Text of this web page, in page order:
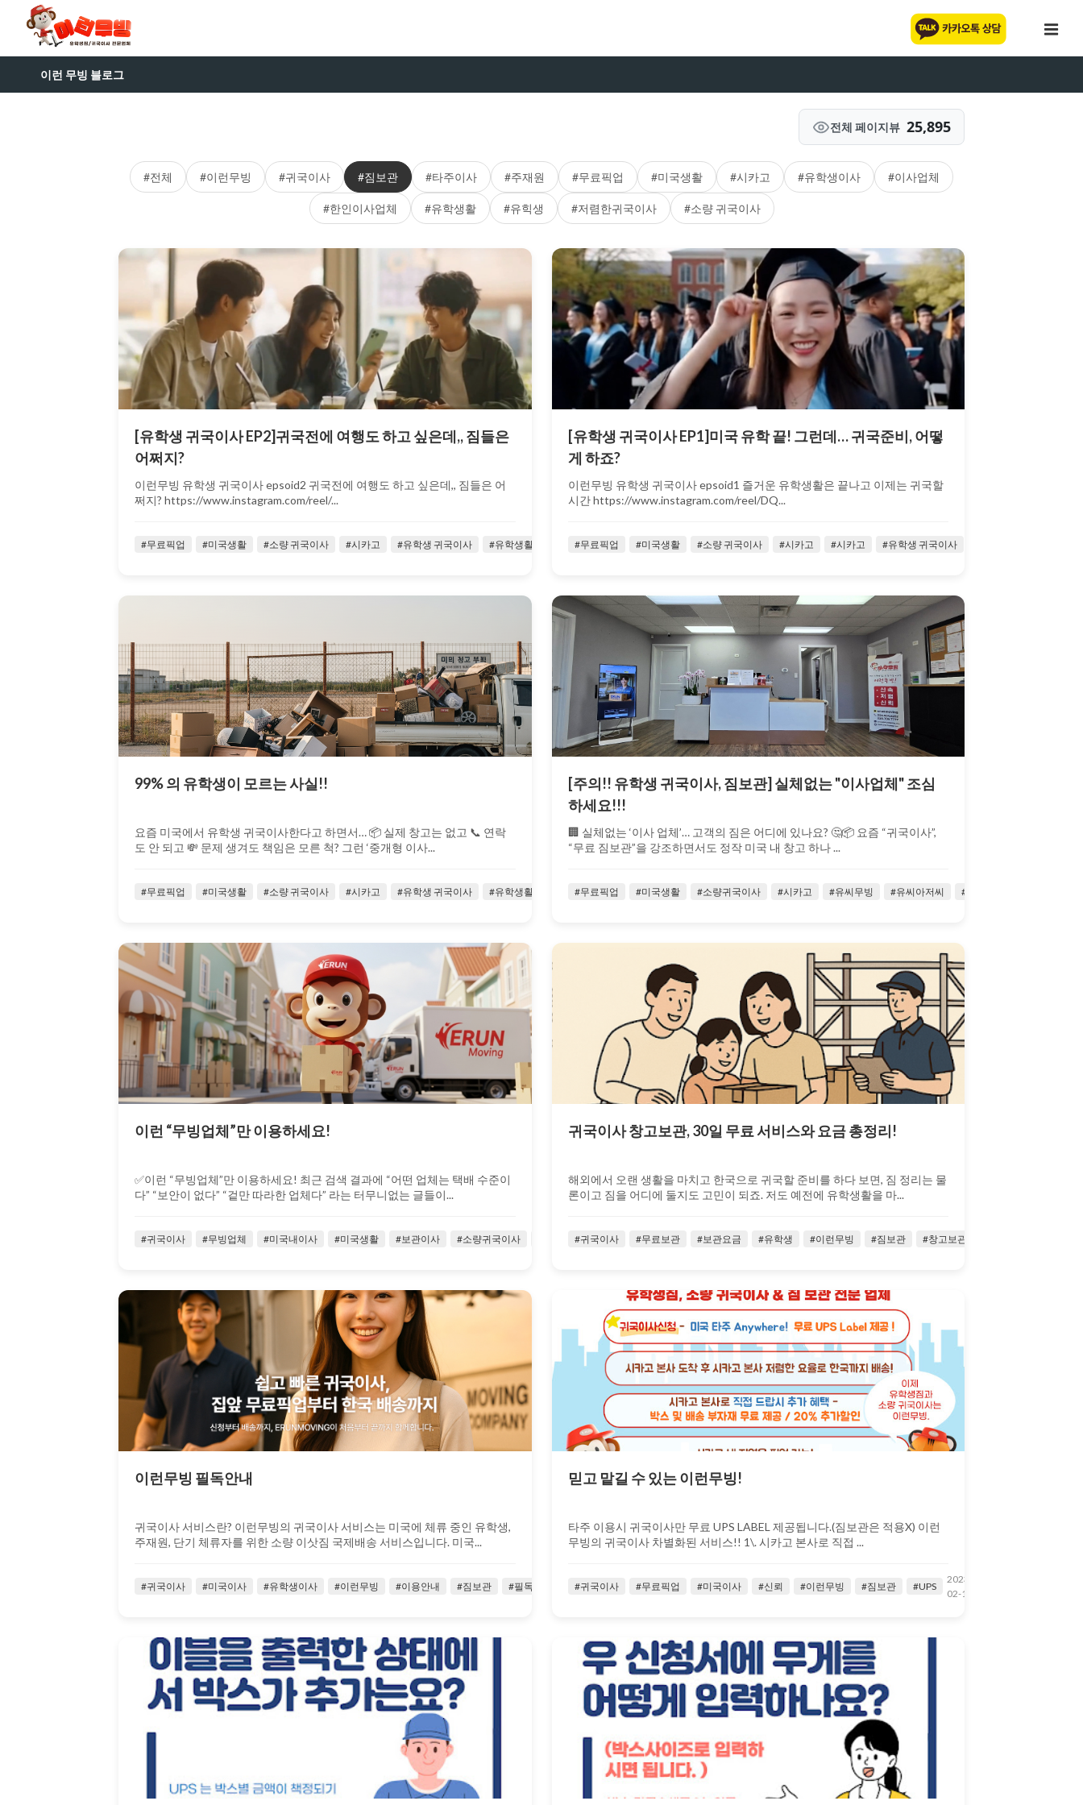
이런 무빙 블로그
전체 페이지뷰 25,895
#전체 #이런무빙 #귀국이사 #짐보관 #타주이사 #주재원 #무료픽업 #미국생활 #시카고 #유학생이사 #이사업체
#한인이사업체 #유학생활 #유힉생 #저렴한귀국이사 #소량 귀국이사
[유학생 귀국이사 EP2]귀국전에 여행도 하고 싶은데,, 짐들은
어쩌지?
이런무빙 유학생 귀국이사 epsoid2 귀국전에 여행도 하고 싶은데,, 짐들은 어
쩌지? https://www.instagram.com/reel/...
#무료픽업 #미국생활 #소량 귀국이사 #시카고 #유학생 귀국이사 #유학생활 #유힉생 #이런무빙 #이사업체 #저렴한귀국이사 #주재원 #주재원 귀국이사
[유학생 귀국이사 EP1]미국 유학 끝! 그런데… 귀국준비, 어떻
게 하죠?
이런무빙 유학생 귀국이사 epsoid1 즐거운 유학생활은 끝나고 이제는 귀국할
시간 https://www.instagram.com/reel/DQ...
#무료픽업 #미국생활 #소량 귀국이사 #시카고 #시카고 #유학생 귀국이사
99% 의 유학생이 모르는 사실!!
요즘 미국에서 유학생 귀국이사한다고 하면서… 📦 실제 창고는 없고 📞 연락
도 안 되고 💸 문제 생겨도 책임은 모른 척? 그런 ‘중개형 이사...
#무료픽업 #미국생활 #소량 귀국이사 #시카고 #유학생 귀국이사 #유학생활 #유힉생 #이런무빙 #이사업체 #저렴한귀국이사 #주재원 #주재원 귀국이사 #짐보관
[주의!! 유학생 귀국이사, 짐보관] 실체없는 "이사업체" 조심
하세요!!!
🏢 실체없는 ‘이사 업체’… 고객의 짐은 어디에 있나요? 🤔📦 요즘 “귀국이사”,
“무료 짐보관”을 강조하면서도 정작 미국 내 창고 하나 ...
#무료픽업 #미국생활 #소량귀국이사 #시카고 #유씨무빙 #유씨아저씨 #유학생귀국이사
이런 “무빙업체”만 이용하세요!
✅이런 “무빙업체”만 이용하세요! 최근 검색 결과에 “어떤 업체는 택배 수준이
다” “보안이 없다” “겉만 따라한 업체다” 라는 터무니없는 글들이...
#귀국이사 #무빙업체 #미국내이사 #미국생활 #보관이사 #소량귀국이사 #시카고생활 #유씨무빙 #유씨아저씨 #유학생 #이런무빙 #이런택배 #주재원
귀국이사 창고보관, 30일 무료 서비스와 요금 총정리!
해외에서 오랜 생활을 마치고 한국으로 귀국할 준비를 하다 보면, 짐 정리는 물
론이고 짐을 어디에 둘지도 고민이 되죠. 저도 예전에 유학생활을 마...
#귀국이사 #무료보관 #보관요금 #유학생 #이런무빙 #짐보관 #창고보관
이런무빙 필독안내
귀국이사 서비스란? 이런무빙의 귀국이사 서비스는 미국에 체류 중인 유학생,
주재원, 단기 체류자를 위한 소량 이삿짐 국제배송 서비스입니다. 미국...
#귀국이사 #미국이사 #유학생이사 #이런무빙 #이용안내 #짐보관 #필독
믿고 맡길 수 있는 이런무빙!
타주 이용시 귀국이사만 무료 UPS LABEL 제공됩니다.(짐보관은 적용X) 이런
무빙의 귀국이사 차별화된 서비스!! 1\. 시카고 본사로 직접 ...
#귀국이사 #무료픽업 #미국이사 #신뢰 #이런무빙 #짐보관 #UPS
2023-
02-17